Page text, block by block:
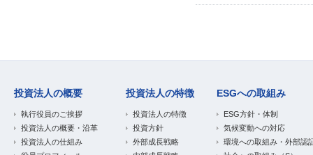
投資法人の概要
執行役員のご挨拶
投資法人の概要・沿革
投資法人の仕組み
投資法人の特徴
投資法人の特徴
投資方針
外部成長戦略
ESGへの取組み
ESG方針・体制
気候変動への対応
環境への取組み・外部認